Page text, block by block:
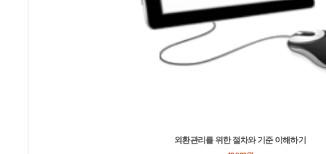
외환관리를 위한 절차와 기준 이해하기